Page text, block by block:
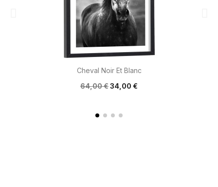
Cheval Noir Et Blanc
64,00 €34,00 €